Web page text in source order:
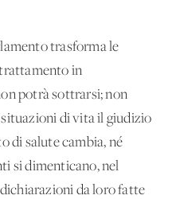
trasforma le
in
potrà sottrarsi; non
di vita il giudizio
di salute cambia, né
si dimenticano, nel
da loro fatte